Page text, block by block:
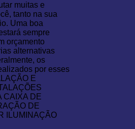
muitas e
tanto na sua
Uma boa
sempre
orçamento
alternativas
os
por esses
E
CAIXA DE
DE
ILUMINAÇÃO